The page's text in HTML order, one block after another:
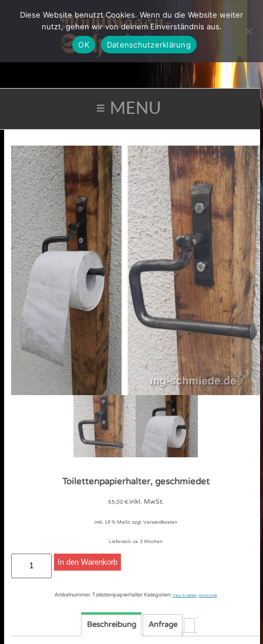
≡ MENU
Toilettenpapierhalter, geschmiedet
55,00 € inkl. MwSt.
inkl. 19 % MwSt. zzgl. Versandkosten
Lieferzeit: ca. 3 Wochen
Toilettenpapierhalter, In den Warenkorb
Artikelnummer: Toilettenpapierhalter Kategorien: Haus & Garten, Nützliches
Beschreibung Anfrage
Diese Website benutzt Cookies. Wenn du die Website weiter
nutzt, gehen wir von deinem Einverständnis aus.
OK
Datenschutzerklärung